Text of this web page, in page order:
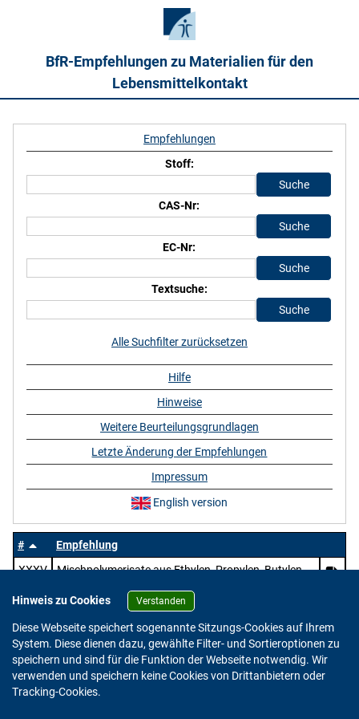
BfR-Empfehlungen zu Materialien für den
Lebensmittelkontakt
#
Empfehlung
XXXV
Mischpolymerisate aus Ethylen, Propylen, Butylen,
sowie deren Salzen und Estern
Empfehlungen
Stoff:
CAS-Nr:
EC-Nr:
Textsuche:
Alle Suchfilter zurücksetzen
Hilfe
Hinweise
Weitere Beurteilungsgrundlagen
Letzte Änderung der Empfehlungen
Impressum
English version
Hinweis zu Cookies Verstanden
Diese Webseite speichert sogenannte Sitzungs-Cookies auf Ihrem
System. Diese dienen dazu, gewählte Filter- und Sortieroptionen zu
speichern und sind für die Funktion der Webseite notwendig. Wir
verwenden und speichern keine Cookies von Drittanbietern oder
Tracking-Cookies.